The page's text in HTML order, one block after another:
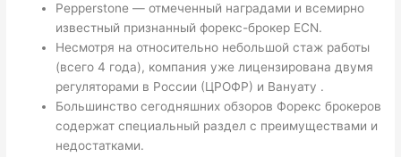
Pepperstone — отмеченный наградами и всемирно
известный признанный форекс-брокер ECN.
Несмотря на относительно небольшой стаж работы
(всего 4 года), компания уже лицензирована двумя
регуляторами в России (ЦРОФР) и Вануату .
Большинство сегодняшних обзоров Форекс брокеров
содержат специальный раздел с преимуществами и
недостатками.